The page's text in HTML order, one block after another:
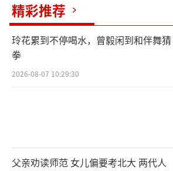
精彩推荐
玲花累到不停喝水，曾毅闲到和伴舞猜
拳
2026-08-07 10:29:30
父亲劝读师范 女儿偏要考北大 两代人